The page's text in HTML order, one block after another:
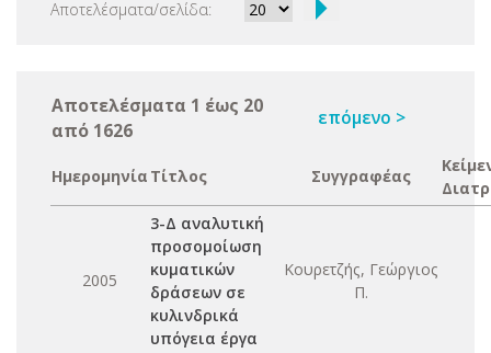
Αποτελέσματα/σελίδα:
Αποτελέσματα 1 έως 20
από 1626
επόμενο >
Ημερομηνία Τίτλος Συγγραφέας
2005
3-Δ αναλυτική
προσομοίωση
κυματικών
δράσεων σε
κυλινδρικά
υπόγεια έργα
Κουρετζής, Γεώργιος
Π.